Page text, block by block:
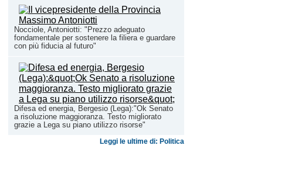
Nocciole, Antoniotti: "Prezzo adeguato
fondamentale per sostenere la filiera e guardare
con più fiducia al futuro"
Difesa ed energia, Bergesio (Lega):"Ok Senato
a risoluzione maggioranza. Testo migliorato
grazie a Lega su piano utilizzo risorse"
Leggi le ultime di: Politica